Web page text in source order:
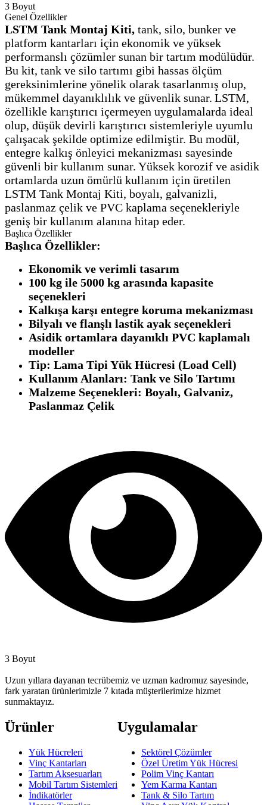
3 Boyut
Genel Özellikler
LSTM Tank Montaj Kiti, tank, silo, bunker ve
platform kantarları için ekonomik ve yüksek
performanslı çözümler sunan bir tartım modülüdür.
Bu kit, tank ve silo tartımı gibi hassas ölçüm
gereksinimlerine yönelik olarak tasarlanmış olup,
mükemmel dayanıklılık ve güvenlik sunar. LSTM,
özellikle karıştırıcı içermeyen uygulamalarda ideal
olup, düşük devirli karıştırıcı sistemleriyle uyumlu
çalışacak şekilde optimize edilmiştir. Bu modül,
entegre kalkış önleyici mekanizması sayesinde
güvenli bir kullanım sunar. Yüksek korozif ve asidik
ortamlarda uzun ömürlü kullanım için üretilen
LSTM Tank Montaj Kiti, boyalı, galvanizli,
paslanmaz çelik ve PVC kaplama seçenekleriyle
geniş bir kullanım alanına hitap eder.
Başlıca Özellikler
Başlıca Özellikler:
Ekonomik ve verimli tasarım
100 kg ile 5000 kg arasında kapasite
seçenekleri
Kalkışa karşı entegre koruma mekanizması
Bilyalı ve flanşlı lastik ayak seçenekleri
Asidik ortamlara dayanıklı PVC kaplamalı
modeller
Tip: Lama Tipi Yük Hücresi (Load Cell)
Kullanım Alanları: Tank ve Silo Tartımı
Malzeme Seçenekleri: Boyalı, Galvaniz,
Paslanmaz Çelik
3 Boyut
Uzun yıllara dayanan tecrübemiz ve uzman kadromuz sayesinde,
fark yaratan ürünlerimizle 7 kıtada müşterilerimize hizmet
sunmaktayız.
Ürünler
Yük Hücreleri
Vinç Kantarları
Tartım Aksesuarları
Mobil Tartım Sistemleri
İndikatörler
Uygulamalar
Sektörel Çözümler
Özel Üretim Yük Hücresi
Polim Vinç Kantarı
Yem Karma Kantarı
Tank & Silo Tartım